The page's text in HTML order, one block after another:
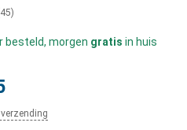
45)
besteld, morgen gratis in huis